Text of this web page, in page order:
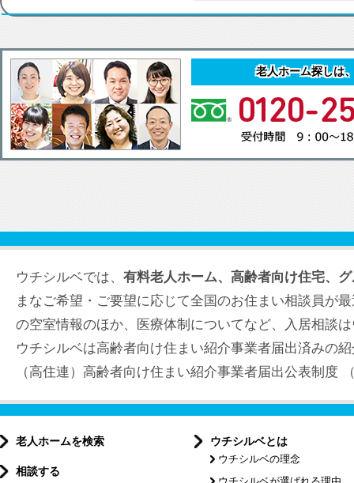
老人ホーム探しは
ウチシルベでは、 有料老人ホーム、高齢者向け住宅、
まなご希望・ご要望に応じて全国のお住まい相談員が
の空室情報のほか、医療体制についてなど、入居相談
ウチシルベは高齢者向け住まい紹介事業者届出済みの
（高住連）高齢者向け住まい紹介事業者届出公表制度
老人ホームを検索
相談する
ウチシルベとは
ウチシルベの理念